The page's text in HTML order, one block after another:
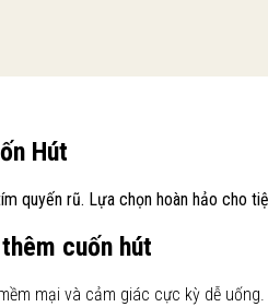
Hút
cuốn hút
mại và cảm giác cực kỳ dễ